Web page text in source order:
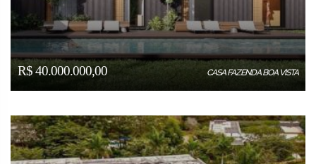
R$ 40.000.000,00 CASA FAZENDA BOA VISTA